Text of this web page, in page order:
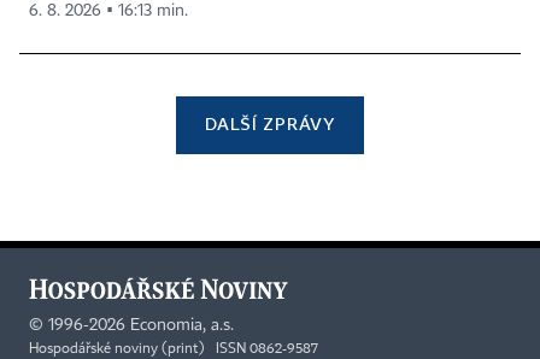
6. 8. 2026 ▪ 16:13 min.
DALŠÍ ZPRÁVY
© 1996-2026 Economia, a.s.
Hospodářské noviny (print) ISSN 0862-9587